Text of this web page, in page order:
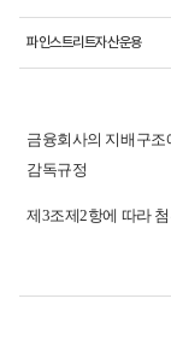
파인스트리트자산운용
금융회사의 지배구조
감독규정
제3조제2항에 따라